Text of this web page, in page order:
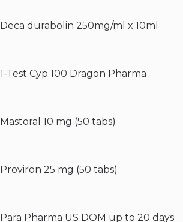
Deca durabolin 250mg/ml x 10ml
1-Test Cyp 100 Dragon Pharma
Mastoral 10 mg (50 tabs)
Proviron 25 mg (50 tabs)
Para Pharma US DOM up to 20 days